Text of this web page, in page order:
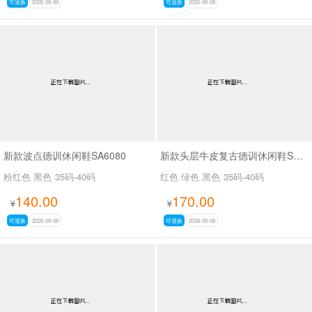
新款波点德训休闲鞋SA6080
粉红色 黑色 35码-40码
¥140.00
可退换 2026-08-08
新款头层牛皮复古德训休闲鞋SA2532
红色 绿色 黑色 35码-40码
¥170.00
可退换 2026-08-08